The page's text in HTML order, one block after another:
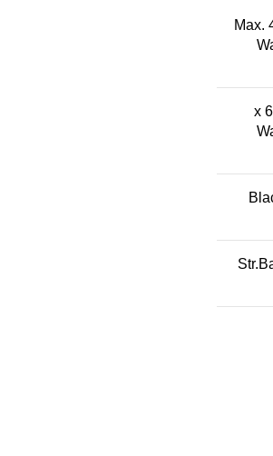
Max.
4 x 6